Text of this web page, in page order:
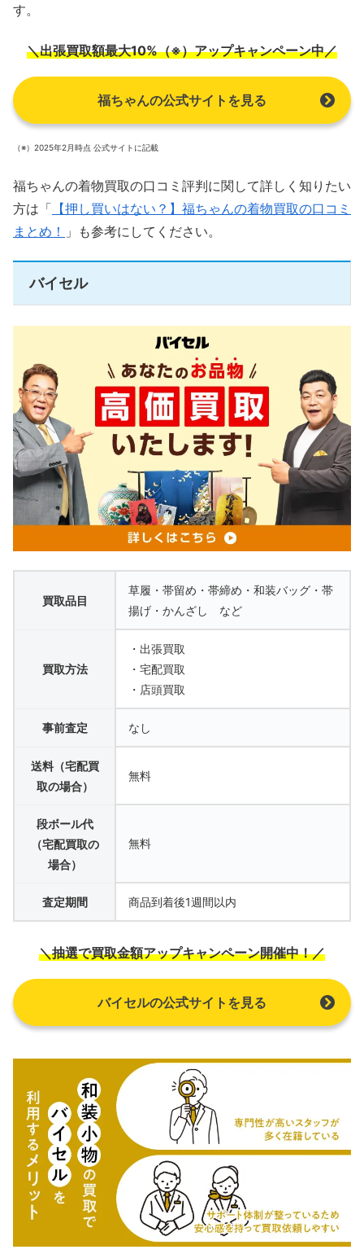
す。
＼出張買取額最大10%（※）アップキャンペーン中／
福ちゃんの公式サイトを見る
（※）2025年2月時点 公式サイトに記載
福ちゃんの着物買取の口コミ評判に関して詳しく知りたい
方は「 【押し買いはない？】福ちゃんの着物買取の口コミ
まとめ！
」も参考にしてください。
バイセル
買取品目
草履・帯留め・帯締め・和装バッグ・帯
揚げ・かんざし など
買取方法
・出張買取
・宅配買取
・店頭買取
事前査定 なし
送料（宅配買
取の場合）
無料
段ボール代
（宅配買取の
場合）
無料
査定期間 商品到着後1週間以内
＼抽選で買取金額アップキャンペーン開催中！／
バイセルの公式サイトを見る